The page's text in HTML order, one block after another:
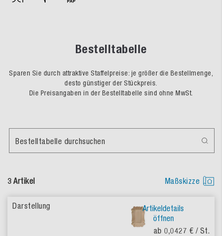
Bestelltabelle
Sparen Sie durch attraktive Staffelpreise: je größer die Bestellmenge,
desto günstiger der Stückpreis.
Die Preisangaben in der Bestelltabelle sind ohne MwSt.
3 Artikel Maßskizze
Bestelltabelle durchsuchen
Artikeldetails
öffnen
ab 0,0427 € / St.